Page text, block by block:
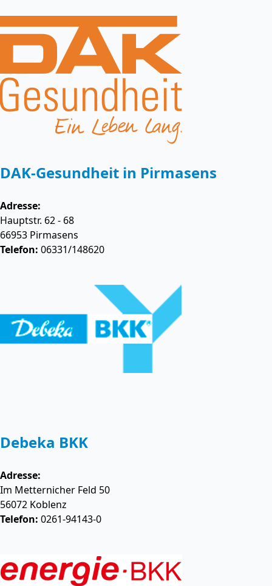
DAK-Gesundheit in Pirmasens
Adresse:
Hauptstr. 62 - 68
66953 Pirmasens
Telefon: 06331/148620
Debeka BKK
Adresse:
Im Metternicher Feld 50
56072 Koblenz
Telefon: 0261-94143-0